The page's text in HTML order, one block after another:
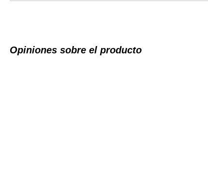
Opiniones sobre el producto